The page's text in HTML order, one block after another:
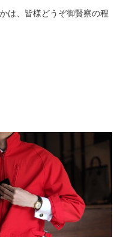
は、皆様どうぞ御賢察の程